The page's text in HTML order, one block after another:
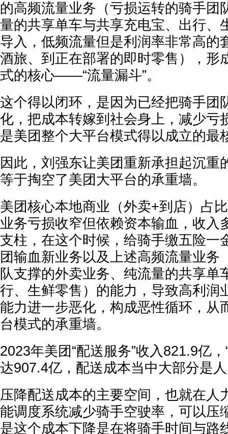
的高频流量业务（亏损运转的骑手团
量的共享单车与共享充电宝、出行、
导入，低频流量但是利润率非常高的
酒旅、到正在部署的即时零售），形
式的核心——“流量漏斗”。
这个得以闭环，是因为已经把骑手团
化，把成本转嫁到社会身上，减少
是美团整个大平台模式得以成立的最
因此，刘强东让美团重新承担起沉重
等于掏空了美团大平台的承重墙。
美团核心本地商业（外卖+到店）占
业务亏损收窄但依赖资本输血，收入
支柱，在这个时候，给骑手缴五险一
团输血新业务以及上述高频流量业务
队支撑的外卖业务、纯流量的共享单
行、生鲜零售）的能力，导致高利润
能力进一步恶化，构成恶性循环，从
台模式的承重墙。
2023年美团“配送服务”收入821.9亿
达907.4亿，配送成本当中大部分是
压降配送成本的主要空间，也就在人
能调度系统减少骑手空驶率，可以压
是这个成本下降是在将骑手时间与路